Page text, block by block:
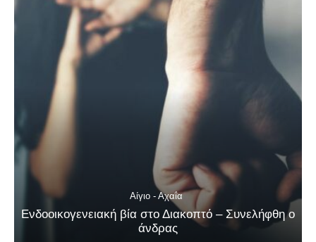
Αίγιο - Αχαΐα
Ενδοοικογενειακή βία στο Διακοπτό – Συνελήφθη ο
άνδρας